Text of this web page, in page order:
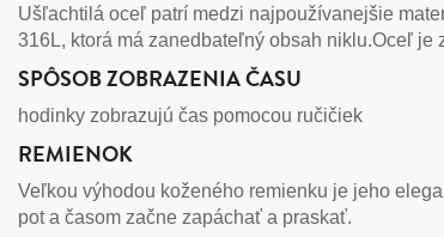
Ušľachtilá oceľ patrí medzi najpoužívanejšie
316L, ktorá má zanedbateľný obsah niklu.Oceľ je
SPÔSOB ZOBRAZENIA ČASU
hodinky zobrazujú čas pomocou ručičiek
REMIENOK
Veľkou výhodou koženého remienku je jeho
pot a časom začne zapáchať a praskať.